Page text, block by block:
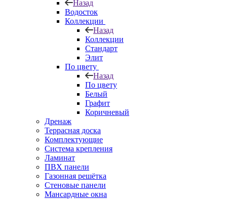
Назад
Водосток
Коллекции
Назад
Коллекции
Стандарт
Элит
По цвету
Назад
По цвету
Белый
Графит
Коричневый
Дренаж
Террасная доска
Комплектующие
Система крепления
Ламинат
ПВХ панели
Газонная решётка
Стеновые панели
Мансардные окна